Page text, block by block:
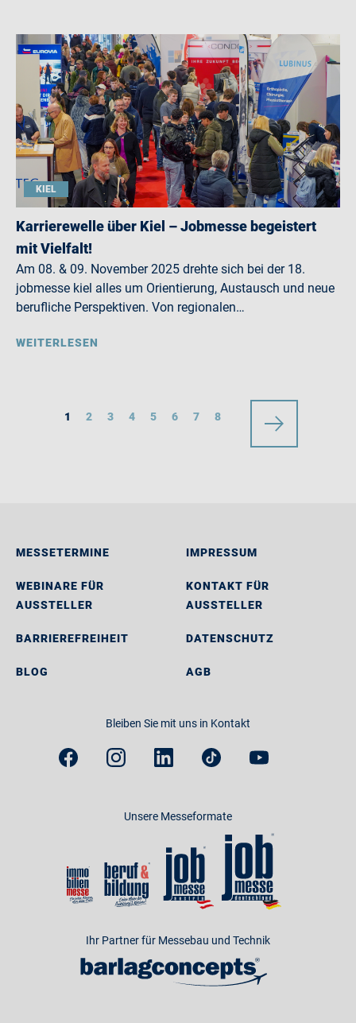
KIEL
Karrierewelle über Kiel – Jobmesse begeistert
mit Vielfalt!
Am 08. & 09. November 2025 drehte sich bei der 18.
jobmesse kiel alles um Orientierung, Austausch und neue
berufliche Perspektiven. Von regionalen…
WEITERLESEN
1 2 3 4 5 6 7 8
MESSETERMINE
WEBINARE FÜR
AUSSTELLER
BARRIEREFREIHEIT
BLOG
IMPRESSUM
KONTAKT FÜR
AUSSTELLER
DATENSCHUTZ
AGB
Bleiben Sie mit uns in Kontakt
Unsere Messeformate
Ihr Partner für Messebau und Technik